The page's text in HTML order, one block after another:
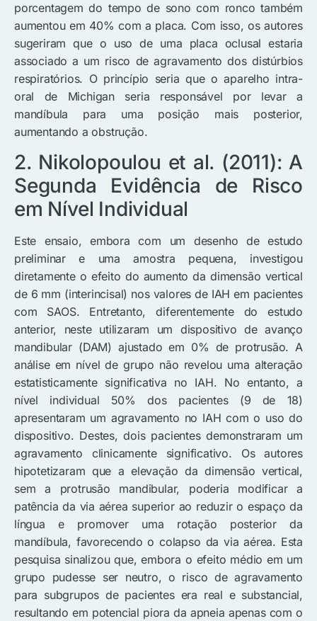
porcentagem do tempo de sono com ronco também
aumentou em 40% com a placa. Com isso, os autores
sugeriram que o uso de uma placa oclusal estaria
associado a um risco de agravamento dos distúrbios
respiratórios. O princípio seria que o aparelho intra-
oral de Michigan seria responsável por levar a
mandíbula para uma posição mais posterior,
aumentando a obstrução.
2. Nikolopoulou et al. (2011): A
Segunda Evidência de Risco
em Nível Individual
Este ensaio, embora com um desenho de estudo
preliminar e uma amostra pequena, investigou
diretamente o efeito do aumento da dimensão vertical
de 6 mm (interincisal) nos valores de IAH em pacientes
com SAOS. Entretanto, diferentemente do estudo
anterior, neste utilizaram um dispositivo de avanço
mandibular (DAM) ajustado em 0% de protrusão. A
análise em nível de grupo não revelou uma alteração
estatisticamente significativa no IAH. No entanto, a
nível individual 50% dos pacientes (9 de 18)
apresentaram um agravamento no IAH com o uso do
dispositivo. Destes, dois pacientes demonstraram um
agravamento clinicamente significativo. Os autores
hipotetizaram que a elevação da dimensão vertical,
sem a protrusão mandibular, poderia modificar a
patência da via aérea superior ao reduzir o espaço da
língua e promover uma rotação posterior da
mandíbula, favorecendo o colapso da via aérea. Esta
pesquisa sinalizou que, embora o efeito médio em um
grupo pudesse ser neutro, o risco de agravamento
para subgrupos de pacientes era real e substancial,
resultando em potencial piora da apneia apenas com o